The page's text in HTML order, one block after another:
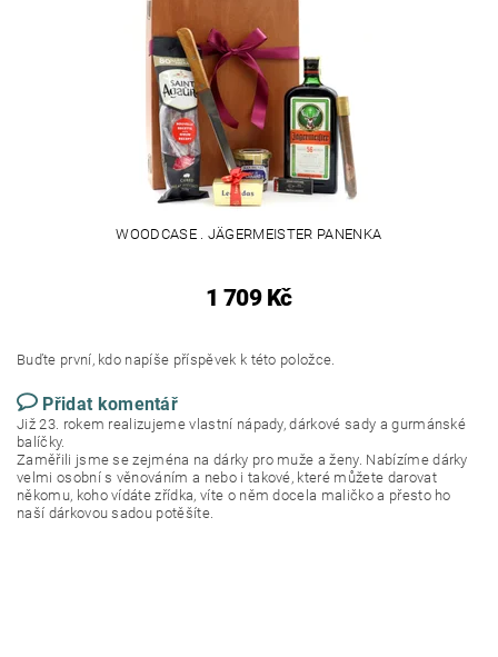
WOODCASE . JÄGERMEISTER PANENKA
1 709 Kč
Buďte první, kdo napíše příspěvek k této položce.
Přidat komentář
Již 23. rokem realizujeme vlastní nápady, dárkové sady a gurmánské
balíčky.
Zaměřili jsme se zejména na dárky pro muže a ženy. Nabízíme dárky
velmi osobní s věnováním a nebo i takové, které můžete darovat
někomu, koho vídáte zřídka, víte o něm docela maličko a přesto ho
naší dárkovou sadou potěšíte.